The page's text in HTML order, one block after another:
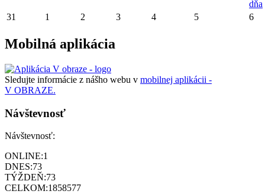
dňa
31
1 2 3 4 5 6
Mobilná aplikácia
Sledujte informácie z nášho webu v mobilnej aplikácii -
V OBRAZE.
Návštevnosť
Návštevnosť:
ONLINE:1
DNES:73
TÝŽDEŇ:73
CELKOM:1858577